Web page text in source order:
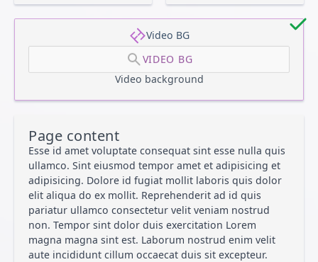
Video BG
VIDEO BG
Video background
Page content
Esse id amet voluptate consequat sint esse nulla quis
ullamco. Sint eiusmod tempor amet et adipisicing et
adipisicing. Dolore id fugiat mollit laboris quis dolor
elit aliqua do ex mollit. Reprehenderit ad id quis
pariatur ullamco consectetur velit veniam nostrud
non. Tempor sint dolor duis exercitation Lorem
magna magna sint est. Laborum nostrud enim velit
aute incididunt cillum occaecat duis sit excepteur.